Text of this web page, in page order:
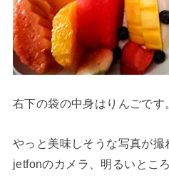
右下の袋の中身はりんごです
やっと美味しそうな写真が撮
jetfonのカメラ、明るいとこ